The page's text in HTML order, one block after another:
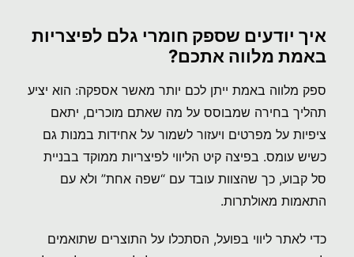
איך יודעים שספק חומרי גלם לפיצריות
באמת מלווה אתכם?
ספק מלווה באמת ייתן לכם יותר מאשר אספקה: הוא יציע
תהליך בחירה שמבוסס על מה שאתם מוכרים, יתאם
ציפיות על מפרטים ויעזור לשמור על אחידות במנות גם
כשיש עומס. בפיצה קיט הליווי לפיצריות ממוקד בבניית
סל קבוע, כך שהצוות עובד עם “שפה אחת” ולא עם
התאמות מאולתרות.
כדי לאתר ליווי בפועל, הסתכלו על התוצרים שתואמים